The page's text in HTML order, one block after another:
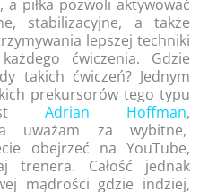
a piłka pozwoli aktywować
stabilizacyjne, a także
lepszej techniki
ćwiczenia. Gdzie
takich ćwiczeń? Jednym
prekursorów tego typu
Adrian Hoffman,
uważam za wybitne,
obejrzeć na YouTube,
trenera. Całość jednak
mądrości gdzie indziej,